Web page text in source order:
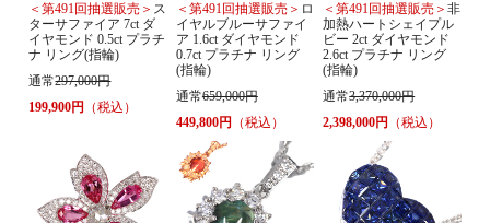
＜第491回抽選販売＞ ス
ターサファイア 7ct ダ
イヤモンド 0.5ct プラチ
ナ リング(指輪)
通常297,000円
199,900円
（税込）
＜第491回抽選販売＞ ロ
イヤルブルーサファイ
ア 1.6ct ダイヤモンド
0.7ct プラチナ リング
(指輪)
通常659,000円
449,800円
（税込）
＜第491回抽選販売＞非
加熱ハートシェイプル
ビー 2ct ダイヤモンド
2.6ct プラチナ リング
(指輪)
通常3,370,000円
2,398,000円
（税込）